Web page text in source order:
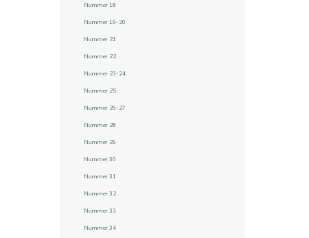
Nummer 18
Nummer 19-20
Nummer 21
Nummer 22
Nummer 23-24
Nummer 25
Nummer 26-27
Nummer 28
Nummer 29
Nummer 30
Nummer 31
Nummer 32
Nummer 33
Nummer 34